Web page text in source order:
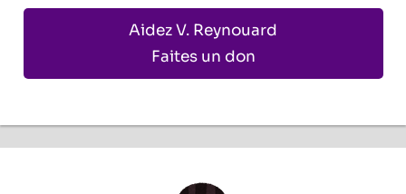
Aidez V. Reynouard
Faites un don